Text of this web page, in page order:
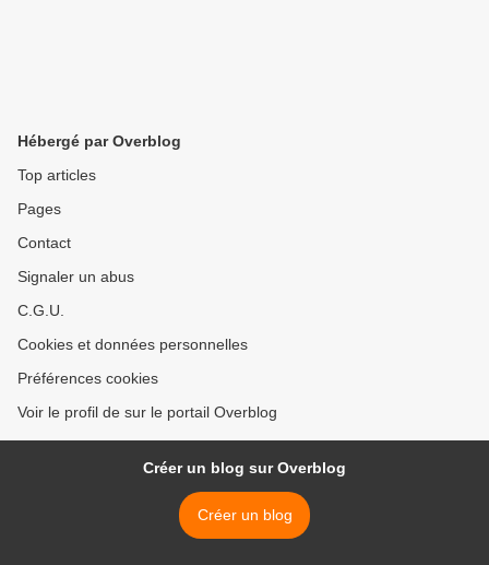
Hébergé par Overblog
Top articles
Pages
Contact
Signaler un abus
C.G.U.
Cookies et données personnelles
Préférences cookies
Voir le profil de sur le portail Overblog
Créer un blog sur Overblog
Créer un blog